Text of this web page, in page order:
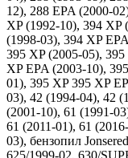
12), 288 EPA (2000-
XP (1992-10), 394 XP
(1998-03), 394 XP
395 XP (2005-05),
XP EPA (2003-10),
01), 395 XP 395 XP
03), 42 (1994-04), 42
(2001-10), 61 (1991-
61 (2011-01), 61
03), бензопил
625/1999-02, 630/